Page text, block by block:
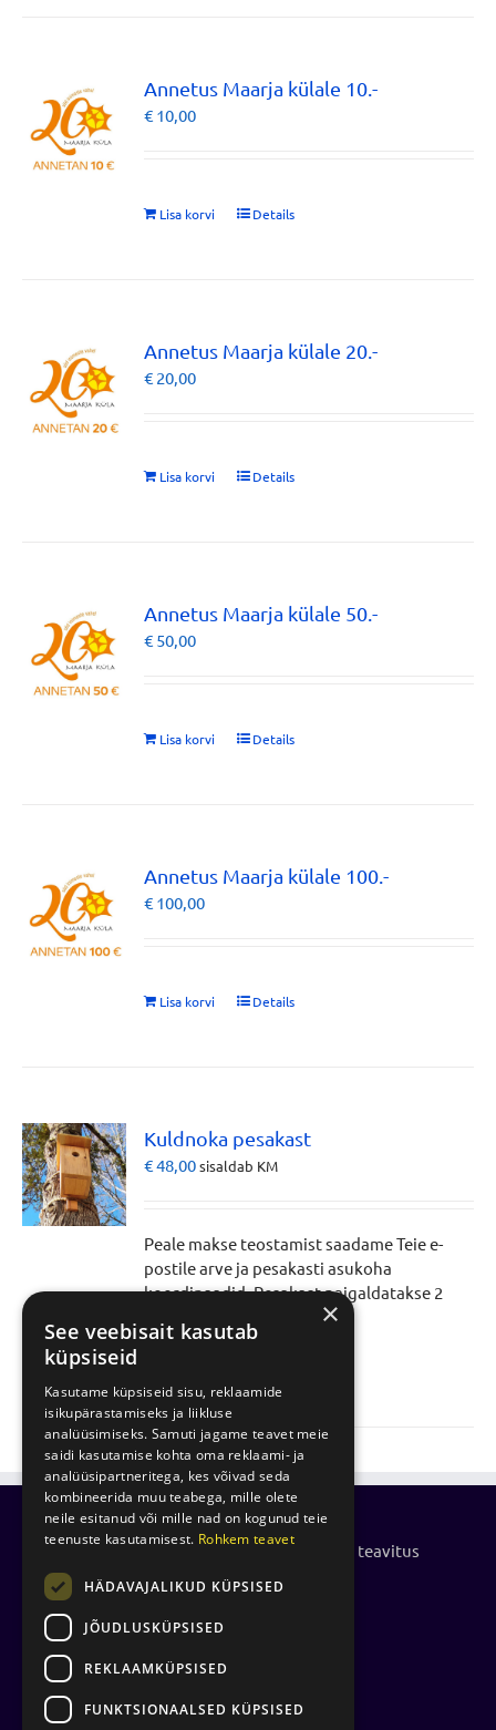
Annetus Maarja külale 10.-
€ 10,00
Lisa korvi Details
Annetus Maarja külale 20.-
€ 20,00
Lisa korvi Details
Annetus Maarja külale 50.-
€ 50,00
Lisa korvi Details
Annetus Maarja külale 100.-
€ 100,00
Lisa korvi Details
Kuldnoka pesakast
€48,00sisaldab KM
Peale makse teostamist saadame Teie e-
postile arve ja pesakasti asukoha
koordinaadid. Pesakast paigaldatakse 2
Küpsiste kasutamise- ja privaatsuspoliitika teavitus
Isikuandmete töötlemise põhimõtted
×
See veebisait kasutab
küpsiseid
Kasutame küpsiseid sisu, reklaamide
isikupärastamiseks ja liikluse
analüüsimiseks. Samuti jagame teavet meie
saidi kasutamise kohta oma reklaami- ja
analüüsipartneritega, kes võivad seda
kombineerida muu teabega, mille olete
neile esitanud või mille nad on kogunud teie
teenuste kasutamisest. Rohkem teavet
HÄDAVAJALIKUD KÜPSISED
JÕUDLUSKÜPSISED
REKLAAMKÜPSISED
FUNKTSIONAALSED KÜPSISED